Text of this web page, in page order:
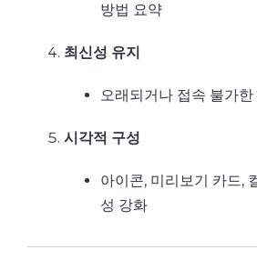
방법 요약
최신성 유지
오래되거나 접속 불가한
시각적 구성
아이콘, 미리보기 카드,
성 강화